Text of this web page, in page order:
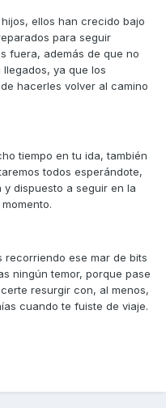
ellos han crecido bajo
para seguir
fuera, además de que no
ya que los
hacerles volver al camino
tiempo en tu ida, también
todos esperándote,
dispuesto a seguir en la
ese mar de bits
ningún temor, porque pase
resurgir con, al menos,
cuando te fuiste de viaje.